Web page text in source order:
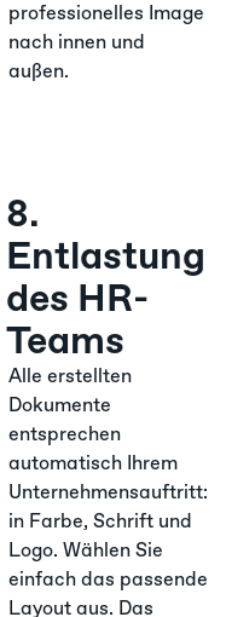
professionelles Image
nach innen und
außen.
8.
Entlastung
des HR-
Teams
Alle erstellten
Dokumente
entsprechen
automatisch Ihrem
Unternehmensauftritt:
in Farbe, Schrift und
Logo. Wählen Sie
einfach das passende
Layout aus. Das